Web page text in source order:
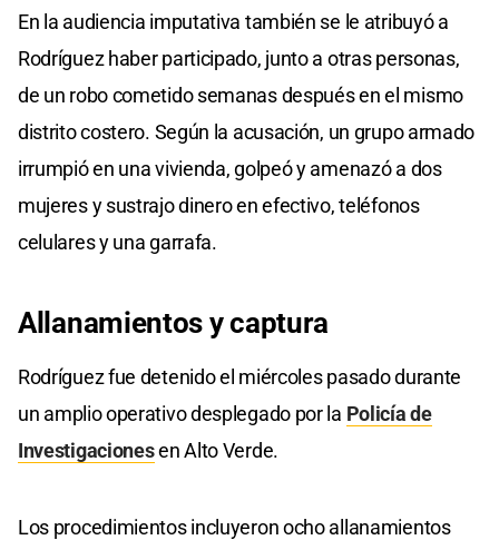
En la audiencia imputativa también se le atribuyó a
Rodríguez haber participado, junto a otras personas,
de un robo cometido semanas después en el mismo
distrito costero. Según la acusación, un grupo armado
irrumpió en una vivienda, golpeó y amenazó a dos
mujeres y sustrajo dinero en efectivo, teléfonos
celulares y una garrafa.
Allanamientos y captura
Rodríguez fue detenido el miércoles pasado durante
un amplio operativo desplegado por la Policía de
Investigacionesen Alto Verde.
Los procedimientos incluyeron ocho allanamientos